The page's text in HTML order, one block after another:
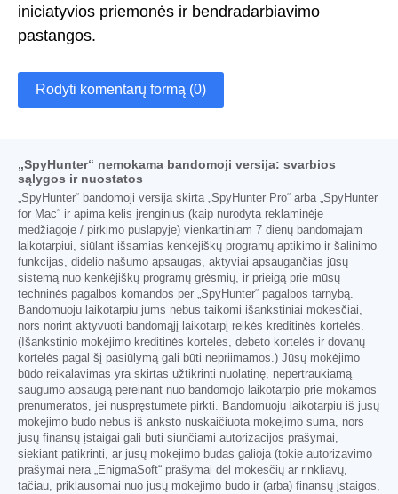
iniciatyvios priemonės ir bendradarbiavimo
pastangos.
Rodyti komentarų formą (0)
„SpyHunter“ nemokama bandomoji versija: svarbios
sąlygos ir nuostatos
„SpyHunter“ bandomoji versija skirta „SpyHunter Pro“ arba „SpyHunter
for Mac“ ir apima kelis įrenginius (kaip nurodyta reklaminėje
medžiagoje / pirkimo puslapyje) vienkartiniam 7 dienų bandomajam
laikotarpiui, siūlant išsamias kenkėjiškų programų aptikimo ir šalinimo
funkcijas, didelio našumo apsaugas, aktyviai apsaugančias jūsų
sistemą nuo kenkėjiškų programų grėsmių, ir prieigą prie mūsų
techninės pagalbos komandos per „SpyHunter“ pagalbos tarnybą.
Bandomuoju laikotarpiu jums nebus taikomi išankstiniai mokesčiai,
nors norint aktyvuoti bandomąjį laikotarpį reikės kreditinės kortelės.
(Išankstinio mokėjimo kreditinės kortelės, debeto kortelės ir dovanų
kortelės pagal šį pasiūlymą gali būti nepriimamos.) Jūsų mokėjimo
būdo reikalavimas yra skirtas užtikrinti nuolatinę, nepertraukiamą
saugumo apsaugą pereinant nuo bandomojo laikotarpio prie mokamos
prenumeratos, jei nuspręstumėte pirkti. Bandomuoju laikotarpiu iš jūsų
mokėjimo būdo nebus iš anksto nuskaičiuota mokėjimo suma, nors
jūsų finansų įstaigai gali būti siunčiami autorizacijos prašymai,
siekiant patikrinti, ar jūsų mokėjimo būdas galioja (tokie autorizavimo
prašymai nėra „EnigmaSoft“ prašymai dėl mokesčių ar rinkliavų,
tačiau, priklausomai nuo jūsų mokėjimo būdo ir (arba) finansų įstaigos,